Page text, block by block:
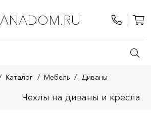
Каталог / Мебель / Диваны
Чехлы на диваны и кресла